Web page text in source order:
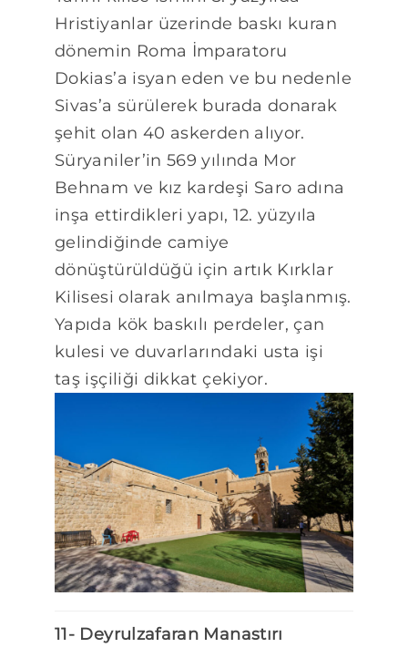
Hristiyanlar üzerinde baskı kuran
dönemin Roma İmparatoru
Dokias’a isyan eden ve bu nedenle
Sivas’a sürülerek burada donarak
şehit olan 40 askerden alıyor.
Süryaniler’in 569 yılında Mor
Behnam ve kız kardeşi Saro adına
inşa ettirdikleri yapı, 12. yüzyıla
gelindiğinde camiye
dönüştürüldüğü için artık Kırklar
Kilisesi olarak anılmaya başlanmış.
Yapıda kök baskılı perdeler, çan
kulesi ve duvarlarındaki usta işi
taş işçiliği dikkat çekiyor.
11- Deyrulzafaran Manastırı